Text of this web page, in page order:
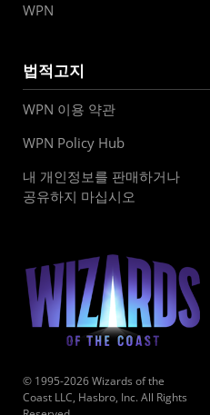
WPN
법적고지
WPN 이용 약관
WPN Policy Hub
내 개인정보를 판매하거나
공유하지 마십시오
© 1995-2026 Wizards of the
Coast LLC, Hasbro, Inc. All Rights